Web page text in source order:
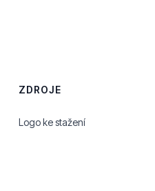
ZDROJE
Logo ke stažení